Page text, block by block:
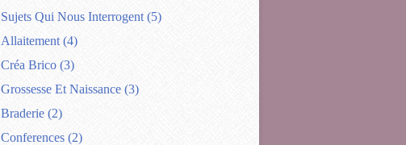
Sujets Qui Nous Interrogent (5)
Allaitement (4)
Créa Brico (3)
Grossesse Et Naissance (3)
Braderie (2)
Conferences (2)